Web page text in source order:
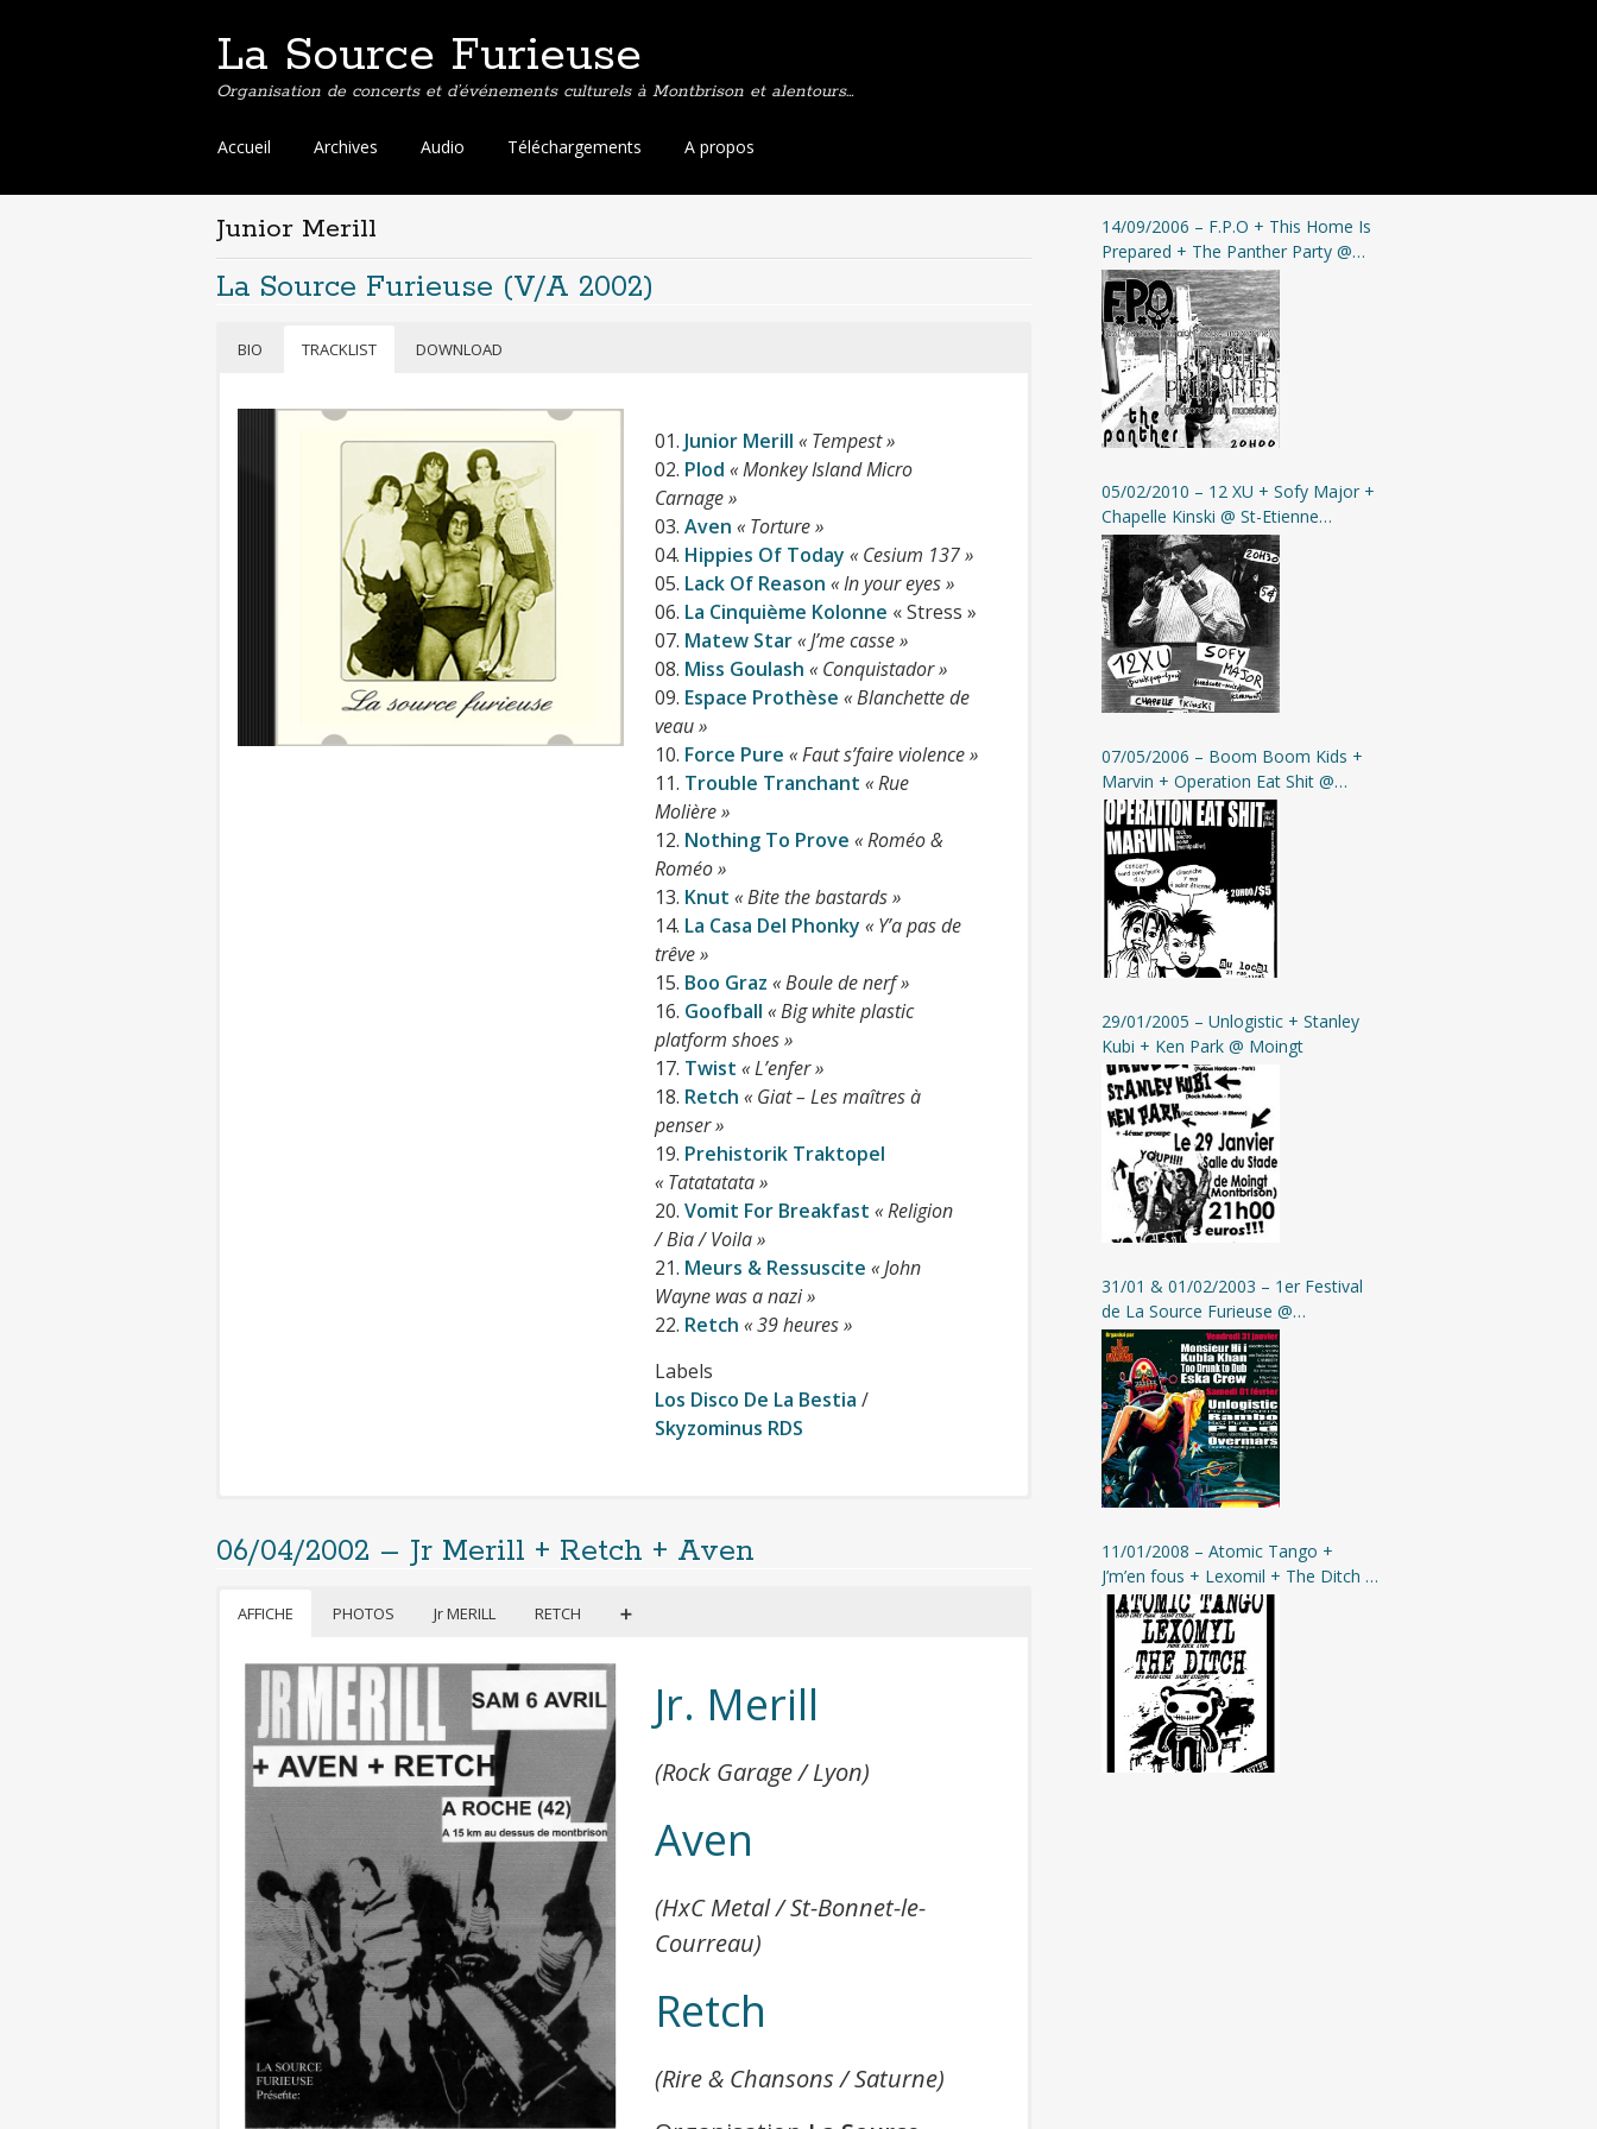
La Source Furieuse
Organisation de concerts et d’événements culturels à Montbrison et alentours…
Aller
contenu
principal
Accueil Archives Audio Téléchargements A propos
Junior Merill
La Source Furieuse (V/A 2002)
BIO TRACKLIST DOWNLOAD
Qui a un carnet
d’adresse long comme
le bras ?
Disponible pour 10€ en VPC et dans
toutes les bonnesdistrosde l’époque,
cette compilation et ses
nombreuses pépites est à présent introuvable.
01. Junior Merill « Tempest »
02. Plod « Monkey Island Micro
Carnage »
03. Aven « Torture »
04. Hippies Of Today « Cesium 137 »
05. Lack Of Reason « In your eyes »
06. La Cinquième Kolonne « Stress »
07. Matew Star« J’me casse »
08. Miss Goulash « Conquistador »
09. Espace Prothèse « Blanchette de
veau »
10. Force Pure « Faut s’faire violence »
11. Trouble Tranchant « Rue
Molière »
12. Nothing To Prove « Roméo &
Roméo »
13. Knut « Bite the bastards »
14. La Casa Del Phonky « Y’a pas de
trêve »
15. Boo Graz « Boule de nerf »
16. Goofball « Big white plastic
platform shoes »
17. Twist « L’enfer »
18. Retch « Giat – Les maîtres à
penser »
19. Prehistorik Traktopel
« Tatatatata »
20. Vomit For Breakfast « Religion
/ Bia / Voila »
21. Meurs & Ressuscite « John
Wayne was a nazi »
22. Retch « 39 heures »
Labels
Los Disco De La Bestia /
Skyzominus RDS
06/04/2002 – Jr Merill + Retch + Aven
AFFICHE PHOTOS Jr MERILL RETCH ➕
Jr. Merill
(Rock Garage / Lyon)
Aven
(HxC Metal / St-Bonnet-le-
Courreau)
Retch
(Rire & Chansons / Saturne)
14/09/2006 – F.P.O + This Home Is
Prepared + The Panther Party @
Saint-Etienne (Elephant Pub)
05/02/2010 – 12 XU + Sofy Major +
Chapelle Kinski @ St-Etienne
(L’Assommoir)
07/05/2006 – Boom Boom Kids +
Marvin + Operation Eat Shit @
Saint-Etienne (Au Local)
29/01/2005 – Unlogistic + Stanley
Kubi + Ken Park @ Moingt
31/01 & 01/02/2003 – 1er Festival
de La Source Furieuse @
Montbrison
11/01/2008 – Atomic Tango +
J’m’en fous + Lexomil + The Ditch @
Moingt